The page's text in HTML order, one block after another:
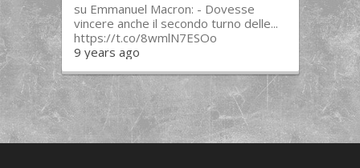
su Emmanuel Macron: - Dovesse
vincere anche il secondo turno delle...
https://t.co/8wmlN7ESOo
9 years ago